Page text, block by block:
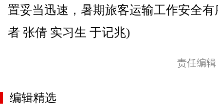
置妥当迅速，暑期旅客运输工作安全有
者 张倩 实习生 于记兆)
责任编
编辑精选